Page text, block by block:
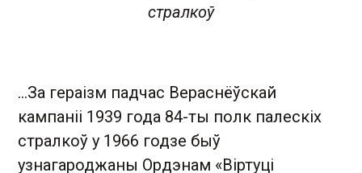
стралкоў
…За гераізм падчас Вераснёўскай
кампаніі 1939 года 84-ты полк палескіх
стралкоў у 1966 годзе быў
узнагароджаны Ордэнам «Віртуці